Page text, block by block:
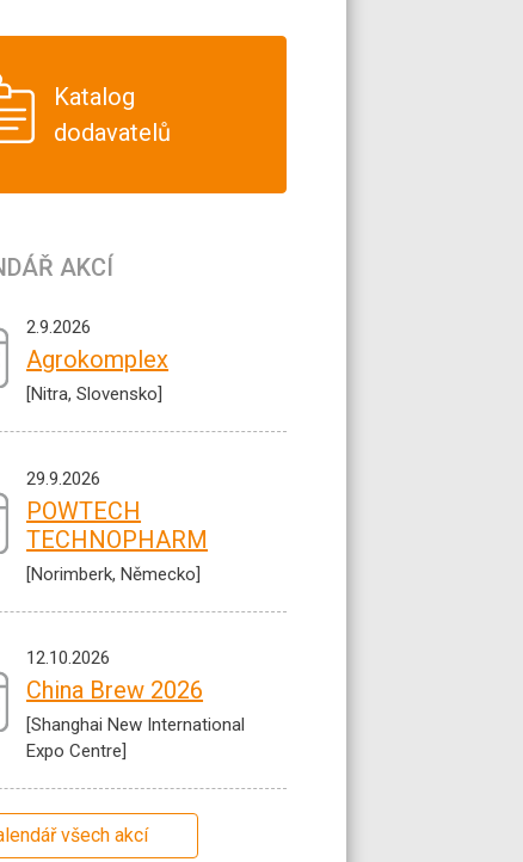
Katalog
dodavatelů
AKCÍ
2.9.2026
Agrokomplex
[Nitra, Slovensko]
29.9.2026
POWTECH
TECHNOPHARM
[Norimberk, Německo]
12.10.2026
China Brew 2026
[Shanghai New International
Expo Centre]
všech akcí